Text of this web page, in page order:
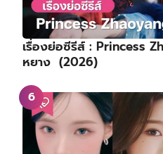
เรื่องย่อซีรีส์ : Princess
หยาง (2026)